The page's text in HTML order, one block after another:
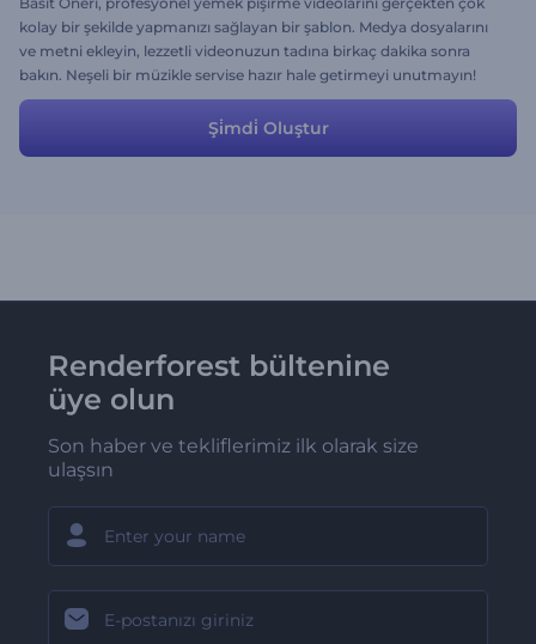
kolay bir şekilde yapmanızı sağlayan bir şablon. Medya dosyalarını
ve metni ekleyin, lezzetli videonuzun tadına birkaç dakika sonra
bakın. Neşeli bir müzikle servise hazır hale getirmeyi unutmayın!
Şi̇mdi̇ Oluştur
Renderforest bültenine
üye olun
Son haber ve tekliflerimiz ilk olarak size
ulaşsın